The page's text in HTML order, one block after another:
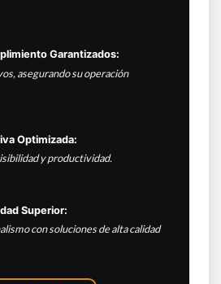
Garantizados:
asegurando su operación
Optimizada:
y productividad.
Superior:
con soluciones de alta calidad